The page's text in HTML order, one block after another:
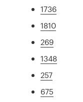
1736
1810
269
1348
257
675